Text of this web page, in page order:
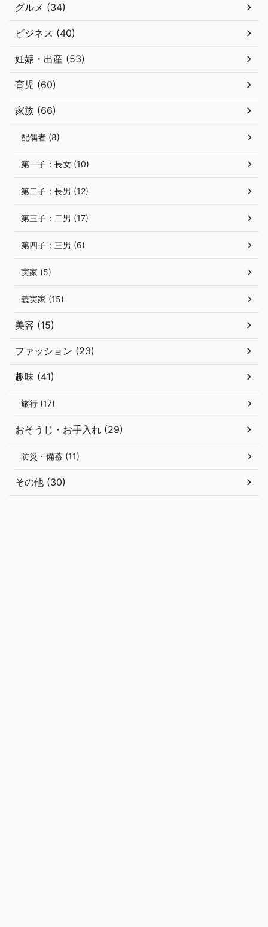
グルメ (34)
ビジネス (40)
妊娠・出産 (53)
育児 (60)
家族 (66)
配偶者 (8)
第一子：長女 (10)
第二子：長男 (12)
第三子：二男 (17)
第四子：三男 (6)
実家 (5)
義実家 (15)
美容 (15)
ファッション (23)
趣味 (41)
旅行 (17)
おそうじ・お手入れ (29)
防災・備蓄 (11)
その他 (30)